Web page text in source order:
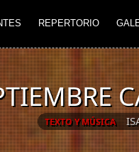
REPERTORIO
TEXTO Y MÚSICA